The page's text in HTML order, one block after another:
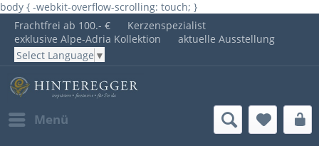
body { -webkit-overflow-scrolling: touch; }
Frachtfrei ab 100.- €
Kerzenspezialist
exklusive Alpe-Adria Kollektion
aktuelle Ausstellung
Select Language ▼
Menü